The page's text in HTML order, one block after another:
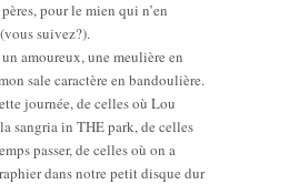
pour le mien qui n’en
suivez?).
amoureux, une meulière en
sale caractère en bandoulière.
journée, de celles où Lou
sangria in THE park, de celles
passer, de celles où on a
dans notre petit disque dur